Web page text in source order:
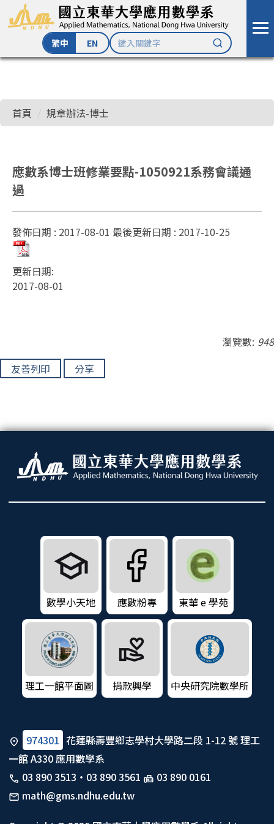
主
要
內
繁中 EN
首頁 規章辦法-博士
應數系博士班修業要點-1050921系務會議通
過
發佈日期 : 2017-08-01 最後更新日期 : 2017-10-25
更新日期:
2017-08-01
瀏覽數: 948
友善列印
分享
數學小天地 應數粉專 東華 e 學苑
理工一館平面圖 捐款興學 中央研究院數學所
974301 花蓮縣壽豐鄉志學村大學路二段 1-12 號 理工
一館 A330 應用數學系
03 890 3513 ・ 03 890 3561
03 890 0161
math@gms.ndhu.edu.tw